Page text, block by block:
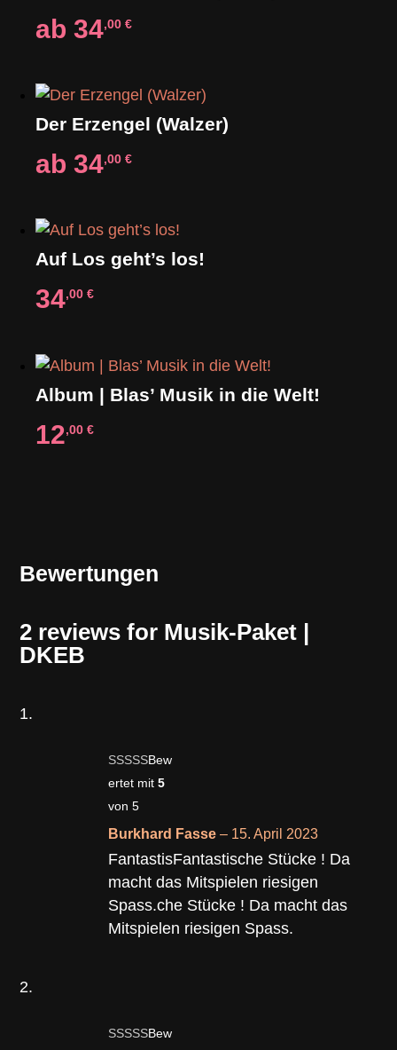
ab34,00€
Der Erzengel (Walzer)
ab34,00€
Auf Los geht’s los!
34,00€
Album | Blas’ Musik in die Welt!
12,00€
Bewertungen
2 reviews for Musik-Paket |
DKEB
Bew
ertet mit5
von 5
Burkhard Fasse– 15. April 2023
FantastisFantastische Stücke ! Da
macht das Mitspielen riesigen
Spass.che Stücke ! Da macht das
Mitspielen riesigen Spass.
Bew